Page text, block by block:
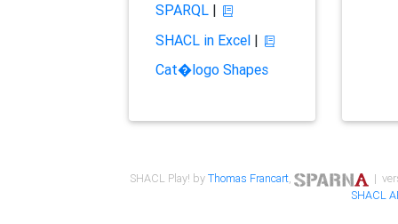
SPARQL|
SHACL in Excel|
Cat�logo Shapes
SHACL Play! byThomas Francart,
|
SHACL